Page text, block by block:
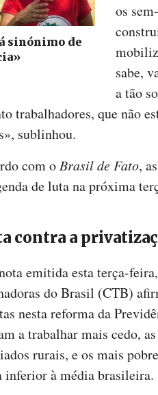
sinónimo de
os
sabe,
a tão
trabalhadores, que não
sublinhou.
com o Brasil de Fato,
de luta na próxima
contra a
emitida esta terça-
do Brasil (CTB)
nesta reforma da
a trabalhar mais cedo,
rurais, e os mais
inferior à média brasileira.